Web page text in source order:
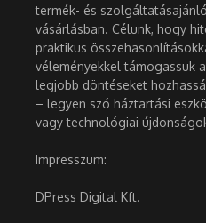
termék- és
vásárlásban. Célunk, hogy
praktikus
véleményekkel támogassuk
legjobb döntéseket
– legyen szó háztartási
vagy technológiai
Impresszum:
DPress Digital Kft.